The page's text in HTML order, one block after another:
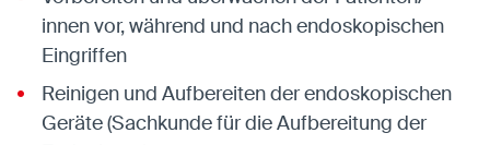
innen vor, während und nach endoskopischen
Eingriffen
Reinigen und Aufbereiten der endoskopischen
Geräte (Sachkunde für die Aufbereitung der